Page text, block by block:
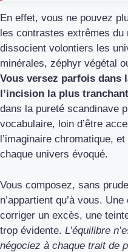
En effet, vous ne pouvez
les contrastes extrêmes
dissocient volontiers les
minérales, zéphyr végétal
Vous versez parfois dans
l’incision la plus
dans la pureté scandinave
vocabulaire, loin d’être
l’imaginaire chromatique,
chaque univers évoqué.
Vous composez, sans
n’appartient qu’à vous.
corriger un excès, une
trop évidente. L’équilibre
négociez à chaque trait de